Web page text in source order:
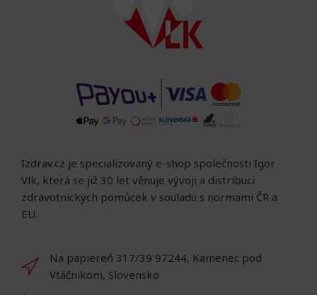
Izdrav.cz je specializovaný e-shop společnosti Igor
Vlk, která se již 30 let věnuje vývoji a distribuci
zdravotnických pomůcek v souladu s normami ČR a
EU.
Na papiereň 317/39 97244, Kamenec pod
Vtáčnikom, Slovensko